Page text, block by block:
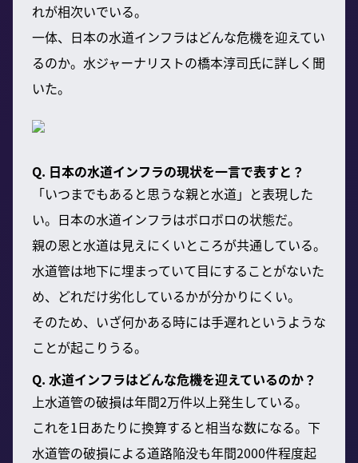
れが相次いでいる。
一体、日本の水道インフラはどんな危機を迎えてい
るのか。水ジャーナリストの橋本淳司氏に詳しく聞
いた。
Q. 日本の水道インフラの現状を一言で表すと？
「いつまでもあると思うな親と水道」と表現した
い。日本の水道インフラはボロボロの状態だ。
親の恩と水道は見えにくいところが共通している。
水道管は地下に埋まっていて目にすることがないた
め、どれだけ劣化しているかが分かりにくい。
そのため、いざ何かある時には手遅れというような
ことが起こりうる。
Q. 水道インフラはどんな危機を迎えているのか？
上水道管の破損は年間2万件以上発生している。
これを1日あたりに換算すると相当な数になる。下
水道管の破損による道路陥没も年間2000件程度起